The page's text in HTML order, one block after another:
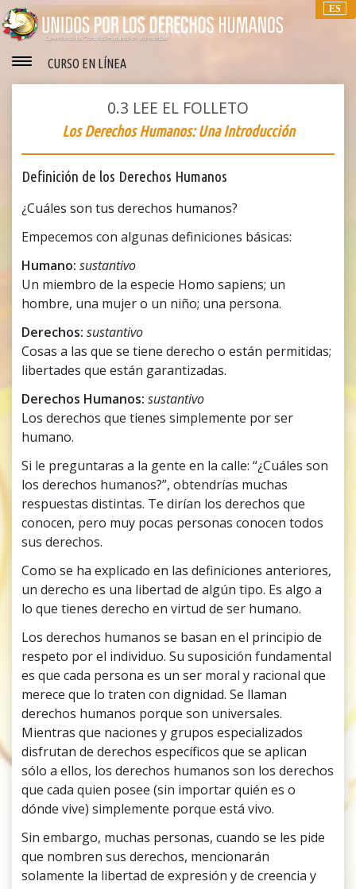
ES
CURSO EN LÍNEA
0.3 LEE EL FOLLETO
Los Derechos Humanos: Una Introducción
Definición de los Derechos Humanos
¿Cuáles son tus derechos humanos?
Empecemos con algunas definiciones básicas:
Humano: sustantivo
Un miembro de la especie Homo sapiens; un
hombre, una mujer o un niño; una persona.
Derechos: sustantivo
Cosas a las que se tiene derecho o están permitidas;
libertades que están garantizadas.
Derechos Humanos: sustantivo
Los derechos que tienes simplemente por ser
humano.
Si le preguntaras a la gente en la calle: “¿Cuáles son
los derechos humanos?”, obtendrías muchas
respuestas distintas. Te dirían los derechos que
conocen, pero muy pocas personas conocen todos
sus derechos.
Como se ha explicado en las definiciones anteriores,
un derecho es una libertad de algún tipo. Es algo a
lo que tienes derecho en virtud de ser humano.
Los derechos humanos se basan en el principio de
respeto por el individuo. Su suposición fundamental
es que cada persona es un ser moral y racional que
merece que lo traten con dignidad. Se llaman
derechos humanos porque son universales.
Mientras que naciones y grupos especializados
disfrutan de derechos específicos que se aplican
sólo a ellos, los derechos humanos son los derechos
que cada quien posee (sin importar quién es o
dónde vive) simplemente porque está vivo.
Sin embargo, muchas personas, cuando se les pide
que nombren sus derechos, mencionarán
solamente la libertad de expresión y de creencia y